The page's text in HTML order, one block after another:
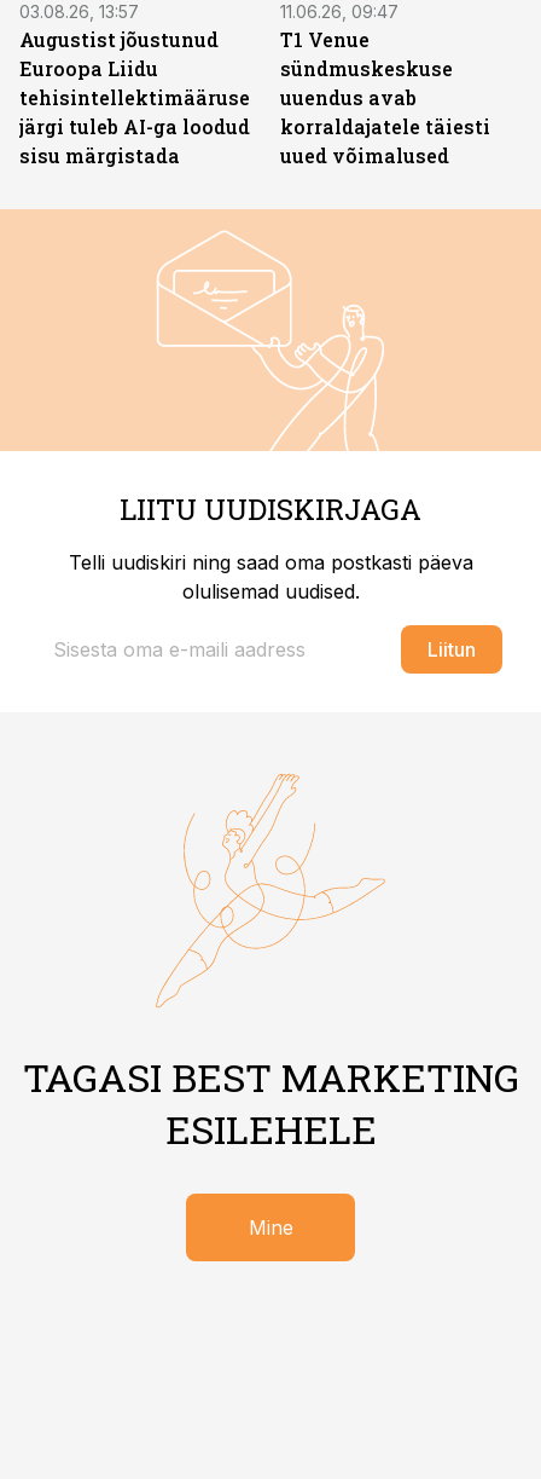
03.08.26, 13:57
Augustist jõustunud
Euroopa Liidu
tehisintellektimääruse
järgi tuleb AI-ga loodud
sisu märgistada
11.06.26, 09:47
T1 Venue
sündmuskeskuse
uuendus avab
korraldajatele täiesti
uued võimalused
LIITU UUDISKIRJAGA
Telli uudiskiri ning saad oma postkasti päeva
olulisemad uudised.
Liitun
TAGASI BEST MARKETING
ESILEHELE
Mine